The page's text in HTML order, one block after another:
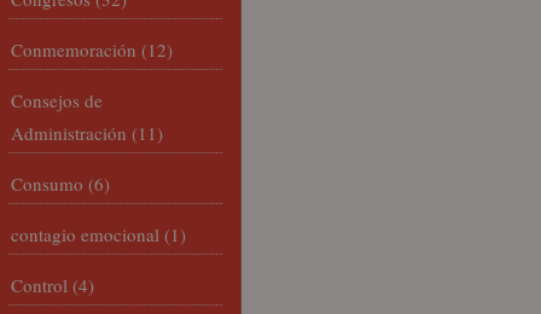
Conmemoración (12)
Consejos de
Administración (11)
Consumo (6)
contagio emocional (1)
Control (4)